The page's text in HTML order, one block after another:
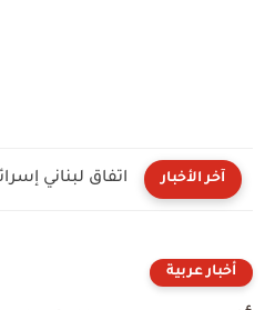
آخر الأخبار
أخبار عربية